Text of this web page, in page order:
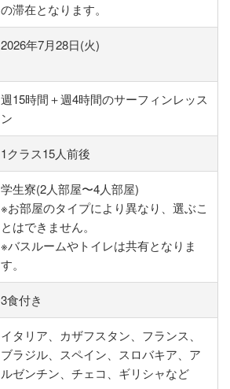
の滞在となります。
2026年7月28日(火)
週15時間＋週4時間のサーフィンレッス
ン
1クラス15人前後
学生寮(2人部屋〜4人部屋)
※お部屋のタイプにより異なり、選ぶこ
とはできません。
※バスルームやトイレは共有となりま
す。
3食付き
イタリア、カザフスタン、フランス、
ブラジル、スペイン、スロバキア、ア
ルゼンチン、チェコ、ギリシャなど